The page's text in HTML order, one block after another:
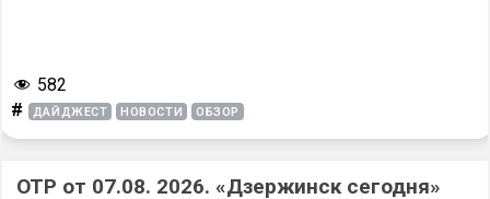
582
# ДАЙДЖЕСТ НОВОСТИ ОБЗОР
ОТР от 07.08. 2026. «Дзержинск сегодня»